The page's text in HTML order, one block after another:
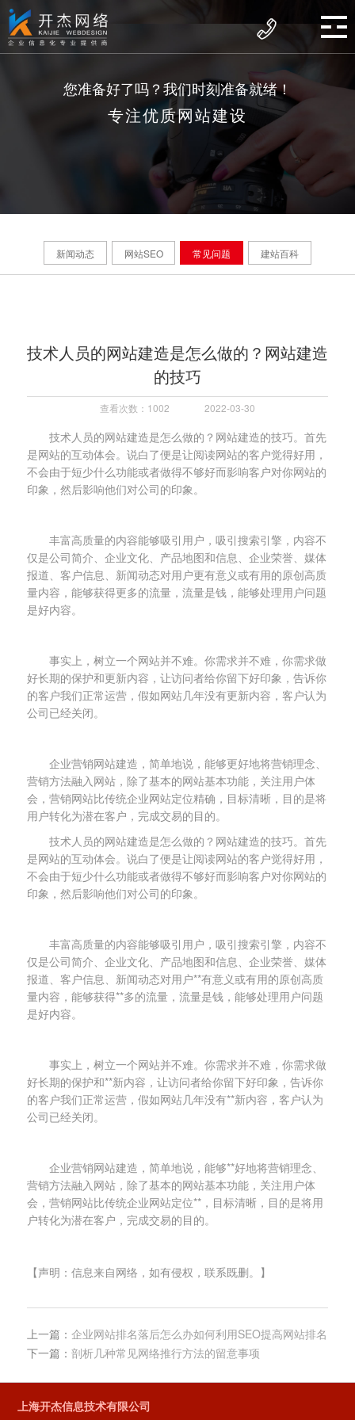
您准备好了吗？我们时刻准备就绪！
专注优质网站建设
新闻动态 网站SEO 常见问题 建站百科
技术人员的网站建造是怎么做的？网站建造
的技巧
查看次数：1002 2022-03-30
技术人员的网站建造是怎么做的？网站建造的技巧。首先
是网站的互动体会。说白了便是让阅读网站的客户觉得好用，
不会由于短少什么功能或者做得不够好而影响客户对你网站的
印象，然后影响他们对公司的印象。
丰富高质量的内容能够吸引用户，吸引搜索引擎，内容不
仅是公司简介、企业文化、产品地图和信息、企业荣誉、媒体
报道、客户信息、新闻动态对用户更有意义或有用的原创高质
量内容，能够获得更多的流量，流量是钱，能够处理用户问题
是好内容。
事实上，树立一个网站并不难。你需求并不难，你需求做
好长期的保护和更新内容，让访问者给你留下好印象，告诉你
的客户我们正常运营，假如网站几年没有更新内容，客户认为
公司已经关闭。
企业营销网站建造，简单地说，能够更好地将营销理念、
营销方法融入网站，除了基本的网站基本功能，关注用户体
会，营销网站比传统企业网站定位精确，目标清晰，目的是将
用户转化为潜在客户，完成交易的目的。
技术人员的网站建造是怎么做的？网站建造的技巧。首先
是网站的互动体会。说白了便是让阅读网站的客户觉得好用，
不会由于短少什么功能或者做得不够好而影响客户对你网站的
印象，然后影响他们对公司的印象。
丰富高质量的内容能够吸引用户，吸引搜索引擎，内容不
仅是公司简介、企业文化、产品地图和信息、企业荣誉、媒体
报道、客户信息、新闻动态对用户**有意义或有用的原创高质
量内容，能够获得**多的流量，流量是钱，能够处理用户问题
是好内容。
事实上，树立一个网站并不难。你需求并不难，你需求做
好长期的保护和**新内容，让访问者给你留下好印象，告诉你
的客户我们正常运营，假如网站几年没有**新内容，客户认为
公司已经关闭。
企业营销网站建造，简单地说，能够**好地将营销理念、
营销方法融入网站，除了基本的网站基本功能，关注用户体
会，营销网站比传统企业网站定位**，目标清晰，目的是将用
户转化为潜在客户，完成交易的目的。
【声明：信息来自网络，如有侵权，联系既删。】
上一篇： 企业网站排名落后怎么办如何利用SEO提高网站排名
下一篇： 剖析几种常见网络推行方法的留意事项
上海开杰信息技术有限公司